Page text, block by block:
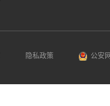
隐私政策 公安